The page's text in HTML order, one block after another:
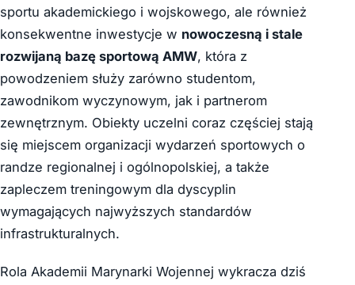
sportu akademickiego i wojskowego, ale również
konsekwentne inwestycje w nowoczesną i stale
rozwijaną bazę sportową AMW, która z
powodzeniem służy zarówno studentom,
zawodnikom wyczynowym, jak i partnerom
zewnętrznym. Obiekty uczelni coraz częściej stają
się miejscem organizacji wydarzeń sportowych o
randze regionalnej i ogólnopolskiej, a także
zapleczem treningowym dla dyscyplin
wymagających najwyższych standardów
infrastrukturalnych.
Rola Akademii Marynarki Wojennej wykracza dziś